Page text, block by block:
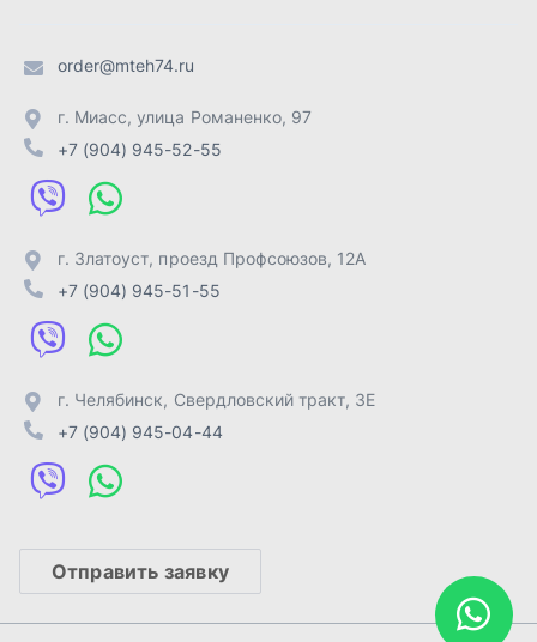
г. Челябинск
+7 (904) 945-04-44
Отправить заявку
ИП Лахтачёв О.В.
Разработка -